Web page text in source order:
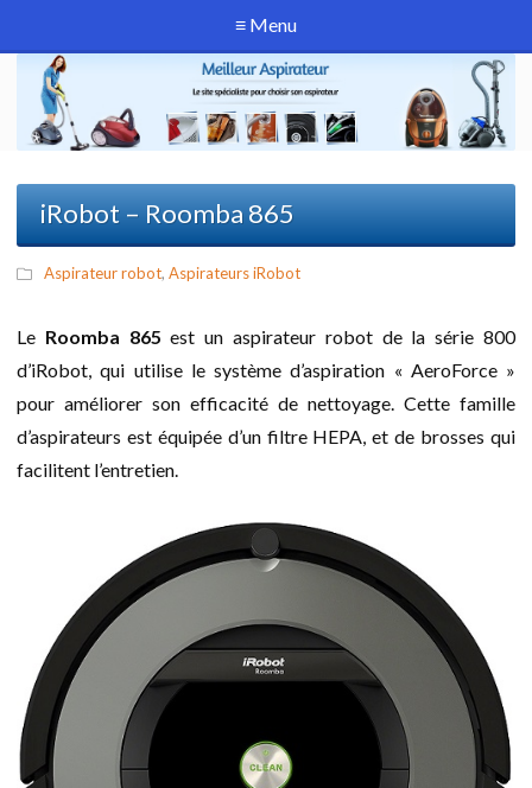
≡ Menu
iRobot – Roomba 865
Aspirateur robot, Aspirateurs iRobot
Le Roomba 865 est un aspirateur robot de la série 800
d’iRobot, qui utilise le système d’aspiration « AeroForce »
pour améliorer son efficacité de nettoyage. Cette famille
d’aspirateurs est équipée d’un filtre HEPA, et de brosses qui
facilitent l’entretien.